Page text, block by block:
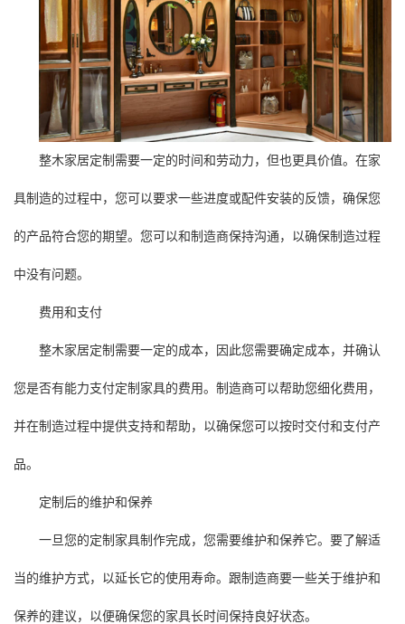
整木家居定制需要一定的时间和劳动力，但也更具价值。在家
具制造的过程中，您可以要求一些进度或配件安装的反馈，确保您
的产品符合您的期望。您可以和制造商保持沟通，以确保制造过程
中没有问题。
费用和支付
整木家居定制需要一定的成本，因此您需要确定成本，并确认
您是否有能力支付定制家具的费用。制造商可以帮助您细化费用，
并在制造过程中提供支持和帮助，以确保您可以按时交付和支付产
品。
定制后的维护和保养
一旦您的定制家具制作完成，您需要维护和保养它。要了解适
当的维护方式，以延长它的使用寿命。跟制造商要一些关于维护和
保养的建议，以便确保您的家具长时间保持良好状态。